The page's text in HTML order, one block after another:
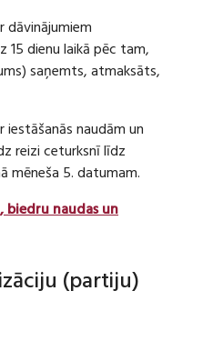
dāvinājumiem
15 dienu laikā pēc tam,
saņemts, atmaksāts,
naudām un
reizi ceturksnī līdz
mēneša 5. datumam.
biedru naudas un
(partiju)